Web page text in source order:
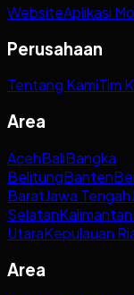
WebsiteAplikasi
Perusahaan
Tentang KamiTim
Area
AcehBaliBangka
BelitungBanten
BaratJawa Tengah
Selatan
UtaraKepulauan
Area